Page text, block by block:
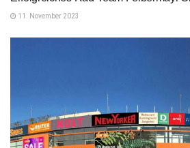
11. November 2023